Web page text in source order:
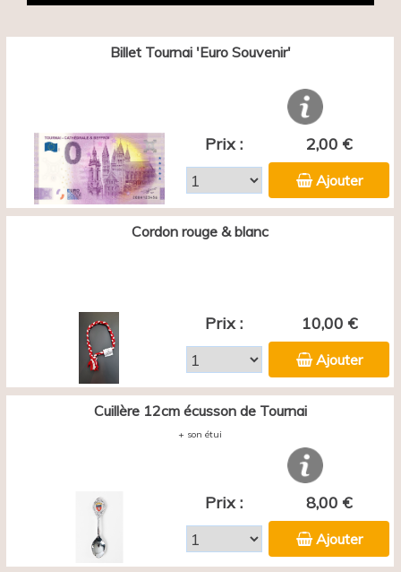
Billet Tournai 'Euro Souvenir'
Prix : 2,00 €
Ajouter
Cordon rouge & blanc
Prix : 10,00 €
Ajouter
Cuillère 12cm écusson de Tournai
+ son étui
Prix : 8,00 €
Ajouter